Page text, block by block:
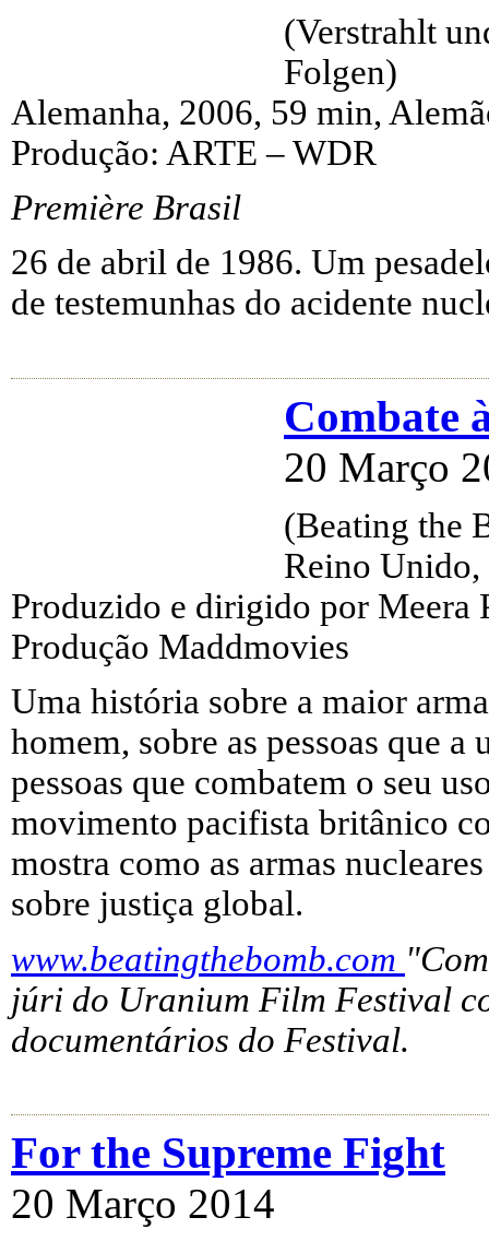
(Verstrahlt
Folgen)
Alemanha, 2006, 59 min,
Produção: ARTE – WDR
Première Brasil
26 de abril de 1986. Um
de testemunhas do acidente
Combate
20 Março
(Beating the
Reino
Produzido e dirigido por Meera
Produção Maddmovies
Uma história sobre a maior
homem, sobre as pessoas que
pessoas que combatem o seu
movimento pacifista britânico
mostra como as armas
sobre justiça global.
www.beatingthebomb.com
júri do Uranium Film Festival
documentários do Festival.
For the Supreme Fight
20 Março 2014